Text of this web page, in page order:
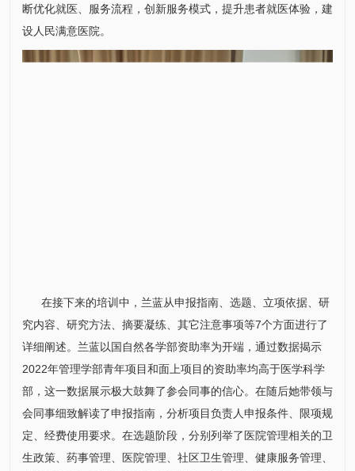
断优化就医、服务流程，创新服务模式，提升患者就医体验，建
设人民满意医院。
在接下来的培训中，兰蓝从申报指南、选题、立项依据、研
究内容、研究方法、摘要凝练、其它注意事项等7个方面进行了
详细阐述。兰蓝以国自然各学部资助率为开端，通过数据揭示
2022年管理学部青年项目和面上项目的资助率均高于医学科学
部，这一数据展示极大鼓舞了参会同事的信心。在随后她带领与
会同事细致解读了申报指南，分析项目负责人申报条件、限项规
定、经费使用要求。在选题阶段，分别列举了医院管理相关的卫
生政策、药事管理、医院管理、社区卫生管理、健康服务管理、